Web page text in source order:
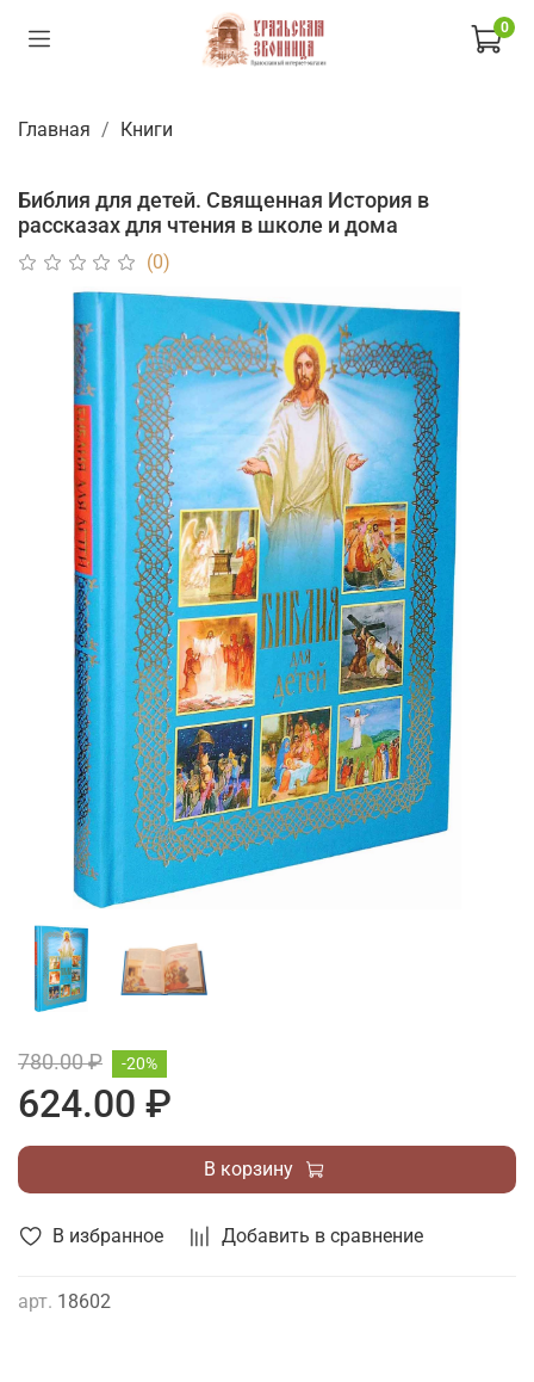
0
Главная Книги
Библия для детей. Священная История в
рассказах для чтения в школе и дома
(0)
В избранное Добавить в сравнение
арт. 18602
780.00 ₽
624.00 ₽
-20%
В корзину